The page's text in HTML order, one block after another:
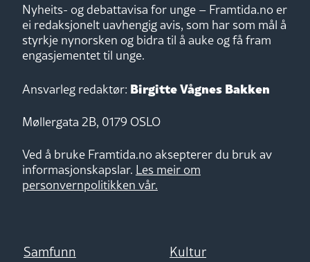
Nyheits- og debattavisa for unge – Framtida.no er
ei redaksjonelt uavhengig avis, som har som mål å
styrkje nynorsken og bidra til å auke og få fram
engasjementet til unge.
Ansvarleg redaktør: Birgitte Vågnes Bakken
Møllergata 2B, 0179 OSLO
Ved å bruke Framtida.no aksepterer du bruk av
informasjonskapslar. Les meir om
personvernpolitikken vår.
Samfunn
Kultur